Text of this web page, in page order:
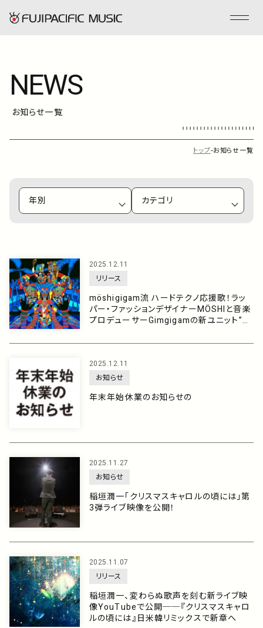
フジパシフィックミュージックとは
会社情報
ENGLISH
アーティスト
プレイリスト
ミュージックライブラリ
映像制作
NEWS
お知らせ一覧
トップ お知らせ一覧
2025.12.11
リリース
möshigigam流 ハードテクノ応援歌！ラッ
パー・ファッションデザイナーMÖSHIと音楽
プロデューサーGimgigamの新ユニット”モ
NABE」をリリース！
2025.12.11
お知らせ
年末年始休業のお知らせの
2025.11.27
お知らせ
稲垣潤一「クリスマスキャロルの頃には」第
3弾ライブ映像を公開！
2025.11.07
リリース
稲垣潤一、変わらぬ歌声を刻む新ライブ映
像YouTubeで公開──『クリスマスキャロ
ルの頃には』日米韓リミックスで新章へ